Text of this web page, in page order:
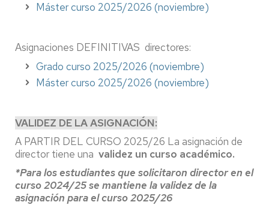
Máster curso 2025/2026 (noviembre)
Asignaciones DEFINITIVAS directores:
Grado curso 2025/2026 (noviembre)
Máster curso 2025/2026 (noviembre)
VALIDEZ DE LA ASIGNACIÓN:
A PARTIR DEL CURSO 2025/26 La asignación de
director tiene una validez un curso académico.
*Para los estudiantes que solicitaron director en el
curso 2024/25 se mantiene la validez de la
asignación para el curso 2025/26